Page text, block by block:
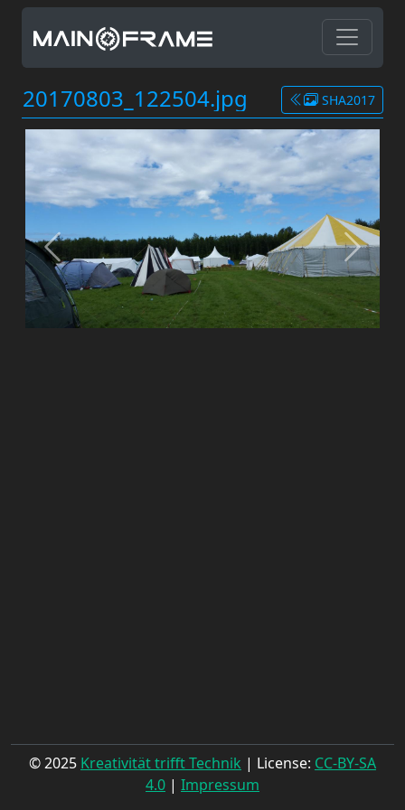
20170803_122504.jpg SHA2017
© 2025 Kreativität trifft Technik | License: CC-BY-SA
4.0 | Impressum